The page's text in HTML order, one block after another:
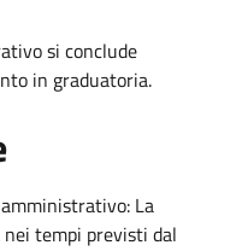
si conclude
in graduatoria.
La
tempi previsti dal